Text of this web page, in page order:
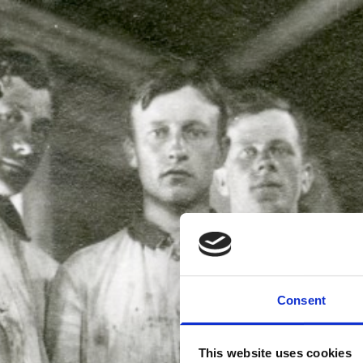
Consent
This website uses cookies